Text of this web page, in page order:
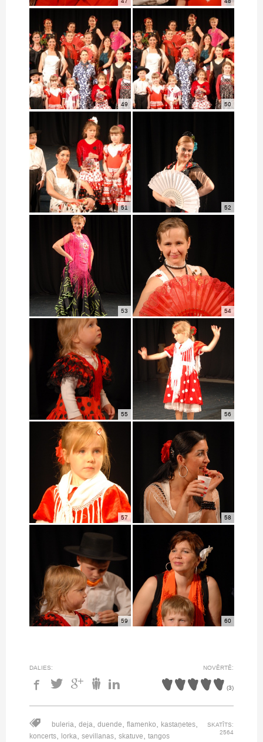
49 50
51 52
53 54
55 56
57 58
59 60
DALIES: NOVĒRTĒ:
(3)
buleria, deja, duende, flamenko, kastaņetes,
koncerts, lorka, sevillanas, skatuve, tangos
SKATĪTS:
2564